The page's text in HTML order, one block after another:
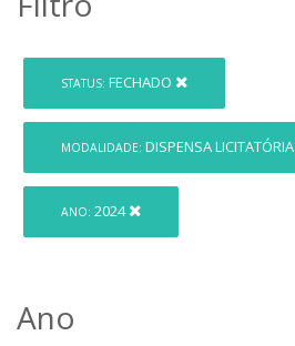
STATUS: FECHADO
MODALIDADE: DISPENSA LICITATÓRIA
ANO: 2024
Ano